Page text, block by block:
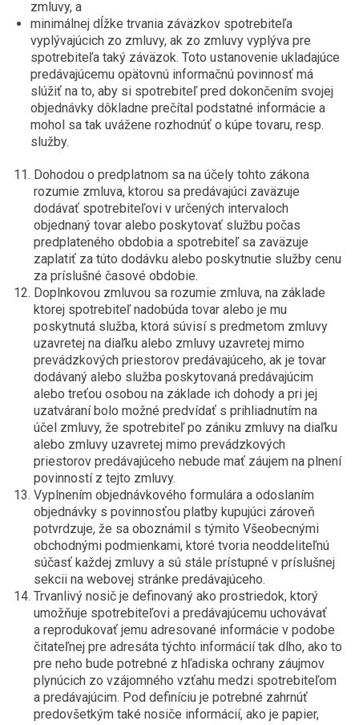
zmluvy, a
minimálnej dĺžke trvania záväzkov spotrebiteľa
vyplývajúcich zo zmluvy, ak zo zmluvy vyplýva pre
spotrebiteľa taký záväzok. Toto ustanovenie ukladajúce
predávajúcemu opätovnú informačnú povinnosť má
slúžiť na to, aby si spotrebiteľ pred dokončením svojej
objednávky dôkladne prečítal podstatné informácie a
mohol sa tak uvážene rozhodnúť o kúpe tovaru, resp.
služby.
Dohodou o predplatnom sa na účely tohto zákona
rozumie zmluva, ktorou sa predávajúci zaväzuje
dodávať spotrebiteľovi v určených intervaloch
objednaný tovar alebo poskytovať službu počas
predplateného obdobia a spotrebiteľ sa zaväzuje
zaplatiť za túto dodávku alebo poskytnutie služby cenu
za príslušné časové obdobie.
Doplnkovou zmluvou sa rozumie zmluva, na základe
ktorej spotrebiteľ nadobúda tovar alebo je mu
poskytnutá služba, ktorá súvisí s predmetom zmluvy
uzavretej na diaľku alebo zmluvy uzavretej mimo
prevádzkových priestorov predávajúceho, ak je tovar
dodávaný alebo služba poskytovaná predávajúcim
alebo treťou osobou na základe ich dohody a pri jej
uzatváraní bolo možné predvídať s prihliadnutím na
účel zmluvy, že spotrebiteľ po zániku zmluvy na diaľku
alebo zmluvy uzavretej mimo prevádzkových
priestorov predávajúceho nebude mať záujem na plnení
povinností z tejto zmluvy.
Vyplnením objednávkového formulára a odoslaním
objednávky s povinnosťou platby kupujúci zároveň
potvrdzuje, že sa oboznámil s týmito Všeobecnými
obchodnými podmienkami, ktoré tvoria neoddeliteľnú
súčasť každej zmluvy a sú stále prístupné v príslušnej
sekcii na webovej stránke predávajúceho.
Trvanlivý nosič je definovaný ako prostriedok, ktorý
umožňuje spotrebiteľovi a predávajúcemu uchovávať
a reprodukovať jemu adresované informácie v podobe
čitateľnej pre adresáta týchto informácií tak dlho, ako to
pre neho bude potrebné z hľadiska ochrany záujmov
plynúcich zo vzájomného vzťahu medzi spotrebiteľom
a predávajúcim. Pod definíciu je potrebné zahrnúť
predovšetkým také nosiče informácií, ako je papier,